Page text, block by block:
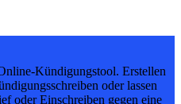
Kündigungstool. Erstellen
oder lassen
oder Einschreiben gegen eine